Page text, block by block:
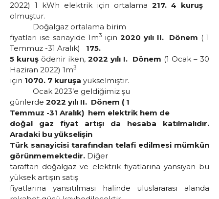
2022) 1 kWh elektrik için ortalama 217. 4 kuruş
olmuştur.
Doğalgaz ortalama birim
fiyatları ise sanayide 1m3 için2020 yılı II. Dönem ( 1
Temmuz -31 Aralık) 175.
5 kuruş ödenir iken, 2022 yılı I. Dönem (1 Ocak – 30
Haziran 2022) 1m3
için 1070. 7 kuruşa yükselmiştir.
Ocak 2023’e geldiğimiz şu
günlerde 2022 yılı II. Dönem ( 1
Temmuz -31 Aralık) hem elektrik hem de
doğal gaz fiyat artışı da hesaba katılmalıdır.
Aradaki bu yükselişin
Türk sanayicisi tarafından telafi edilmesi mümkün
görünmemektedir. Diğer
taraftan doğalgaz ve elektrik fiyatlarına yansıyan bu
yüksek artışın satış
fiyatlarına yansıtılması halinde uluslararası alanda